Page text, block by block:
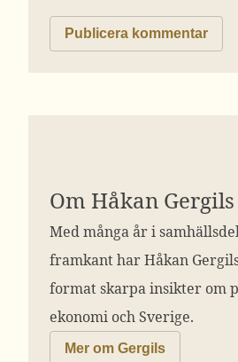
Om Håkan Gergils
Med många år i
framkant har Håkan
format skarpa insikter om
ekonomi och Sverige.
Mer om Gergils